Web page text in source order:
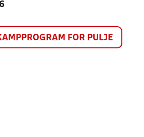
FOR PULJE